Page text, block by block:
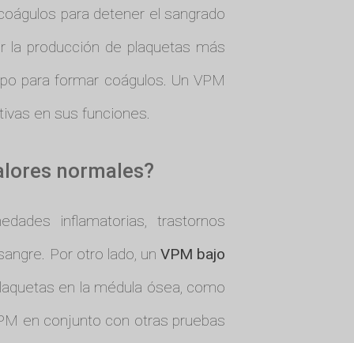
para detener el sangrado
la producción de plaquetas más
para formar coágulos. Un VPM
en sus funciones.
normales?
inflamatorias, trastornos
Por otro lado, un VPM bajo
en la médula ósea, como
en conjunto con otras pruebas